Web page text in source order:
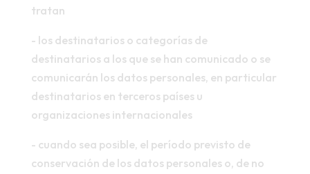
tratan
- los destinatarios o categorías de
destinatarios a los que se han comunicado o se
comunicarán los datos personales, en particular
destinatarios en terceros países u
organizaciones internacionales
- cuando sea posible, el período previsto de
conservación de los datos personales o, de no